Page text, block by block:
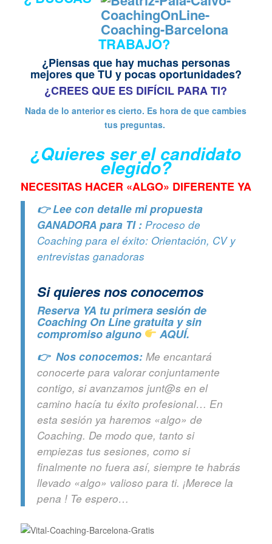
TRABAJO?
¿Piensas que hay muchas personas
mejores que TU y pocas oportunidades?
¿CREES QUE ES DIFÍCIL PARA TI?
Nada de lo anterior es cierto. Es hora de que cambies
tus preguntas.
¿Quieres ser el candidato
elegido?
NECESITAS HACER «ALGO» DIFERENTE YA
👉Lee con detalle mi propuesta
GANADORA para TI : Proceso de
Coaching para el éxito: Orientación, CV y
entrevistas ganadoras
Si quieres nos conocemos
Reserva YA tu primera sesión de
Coaching On Line gratuita y sin
compromiso alguno AQUÍ.
👉 Nos conocemos: Me encantará
conocerte para valorar conjuntamente
contigo, si avanzamos junt@s en el
camino hacía tu éxito profesional… En
esta sesión ya haremos «algo» de
Coaching. De modo que, tanto si
empiezas tus sesiones, como si
finalmente no fuera así, siempre te habrás
llevado «algo» valioso para ti. ¡Merece la
pena ! Te espero…